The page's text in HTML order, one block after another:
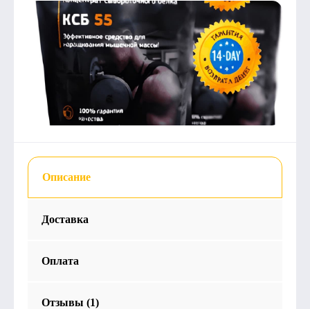
Описание
Доставка
Оплата
Отзывы (1)